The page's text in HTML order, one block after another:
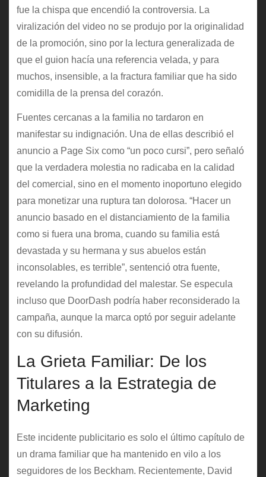
fue la chispa que encendió la controversia. La
viralización del video no se produjo por la originalidad
de la promoción, sino por la lectura generalizada de
que el guion hacía una referencia velada, y para
muchos, insensible, a la fractura familiar que ha sido
comidilla de la prensa del corazón.
Fuentes cercanas a la familia no tardaron en
manifestar su indignación. Una de ellas describió el
anuncio a Page Six como “un poco cursi”, pero señaló
que la verdadera molestia no radicaba en la calidad
del comercial, sino en el momento inoportuno elegido
para monetizar una ruptura tan dolorosa. “Hacer un
anuncio basado en el distanciamiento de la familia
como si fuera una broma, cuando su familia está
devastada y su hermana y sus abuelos están
inconsolables, es terrible”, sentenció otra fuente,
revelando la profundidad del malestar. Se especula
incluso que DoorDash podría haber reconsiderado la
campaña, aunque la marca optó por seguir adelante
con su difusión.
La Grieta Familiar: De los
Titulares a la Estrategia de
Marketing
Este incidente publicitario es solo el último capítulo de
un drama familiar que ha mantenido en vilo a los
seguidores de los Beckham. Recientemente, David